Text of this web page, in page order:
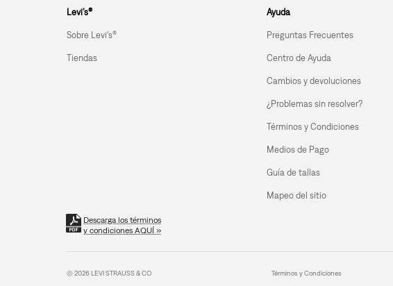
Levi’s®
Sobre Levi's®
Tiendas
Ayuda
Preguntas Frecuentes
Centro de Ayuda
Cambios y devoluciones
¿Problemas sin resolver?
Términos y Condiciones
Medios de Pago
Guía de tallas
Mapeo del sitio
Descarga los términos
y condiciones AQUÍ »
© 2026 LEVI STRAUSS & CO Términos y Condiciones